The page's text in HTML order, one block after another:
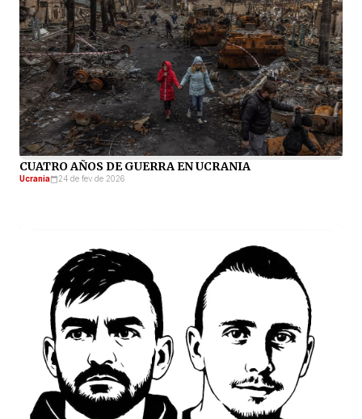
CUATRO AÑOS DE GUERRA EN UCRANIA
Ucrania 24 de fev de 2026